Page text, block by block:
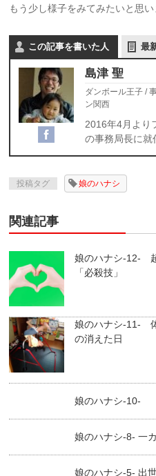
もう少し様子をみてみたいと思い
この記事を書いた人 最
島津 聖
ダンボール王子 /
ン関西
2016年4月より
の事務局長に就
投稿タグ 娘のハナシ
関連記事
娘のハナシ-12-
「必殺技」
娘のハナシ-11-
の消えた日
娘のハナシ-10-
娘のハナシ-8- 一
娘のハナシ-5- 出